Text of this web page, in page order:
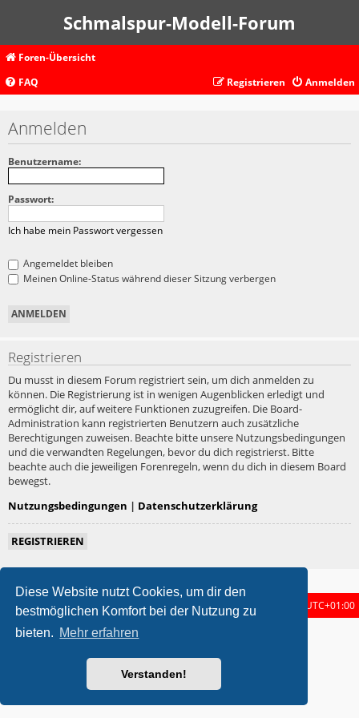
Diese Website nutzt Cookies, um dir den
bestmöglichen Komfort bei der Nutzung zu
bieten. Mehr erfahren
Verstanden!
Schmalspur-Modell-Forum
Foren-Übersicht
FAQ
Anmelden
Registrieren
Anmelden
Benutzername:
Passwort:
Ich habe mein Passwort vergessen
Angemeldet bleiben
Meinen Online-Status während dieser Sitzung verbergen
Registrieren
Du musst in diesem Forum registriert sein, um dich anmelden zu
können. Die Registrierung ist in wenigen Augenblicken erledigt und
ermöglicht dir, auf weitere Funktionen zuzugreifen. Die Board-
Administration kann registrierten Benutzern auch zusätzliche
Berechtigungen zuweisen. Beachte bitte unsere Nutzungsbedingungen
und die verwandten Regelungen, bevor du dich registrierst. Bitte
beachte auch die jeweiligen Forenregeln, wenn du dich in diesem Board
bewegst.
Nutzungsbedingungen | Datenschutzerklärung
REGISTRIEREN
Foren-Übersicht Alle Zeiten sind UTC+01:00
metrolike style byEric Seguin
phpBB.de
Datenschutz|Nutzungsbedingungen